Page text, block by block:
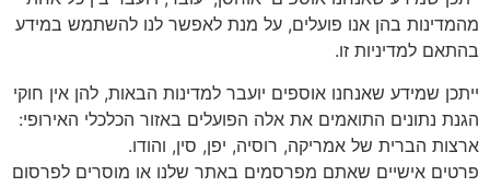
מהמדינות בהן אנו פועלים, על מנת לאפשר לנו להשתמש במידע
בהתאם למדיניות זו.
ייתכן שמידע שאנחנו אוספים יועבר למדינות הבאות, להן אין חוקי
הגנת נתונים התואמים את אלה הפועלים באזור הכלכלי האירופי:
ארצות הברית של אמריקה, רוסיה, יפן, סין, והודו.
פרטים אישיים שאתם מפרסמים באתר שלנו או מוסרים לפרסום